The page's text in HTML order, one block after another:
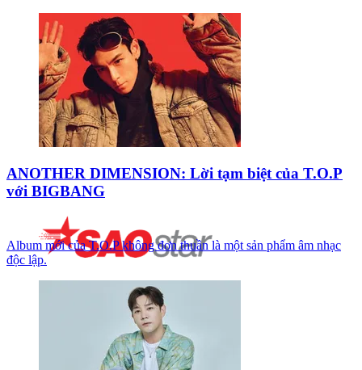
ANOTHER DIMENSION: Lời tạm biệt của T.O.P
với BIGBANG
Album mới của T.O.P không đơn thuần là một sản phẩm âm nhạc
độc lập.